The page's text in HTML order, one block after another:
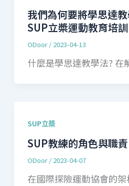
我們為何要將學思達
SUP立槳運動教育培訓
ODoor / 2023-04-13
什麼是學思達教學法? 在
SUP立槳
SUP教練的角色與職責
ODoor / 2023-04-07
在國際探險運動協會的